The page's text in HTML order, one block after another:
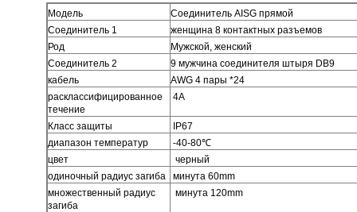
Модель
Соединитель AISG прямой
Соединитель 1
женщина 8 контактных разъемов
Род
Мужской, женский
Соединитель 2
9 мужчина соединителя штыря DB9
кабель
AWG 4 пары *24
расклассифицированное
течение
4A
Класс защиты
IP67
диапазон температур
-40-80℃
цвет
черный
одиночный радиус загиба
минута 60mm
множественный радиус
загиба
минута 120mm